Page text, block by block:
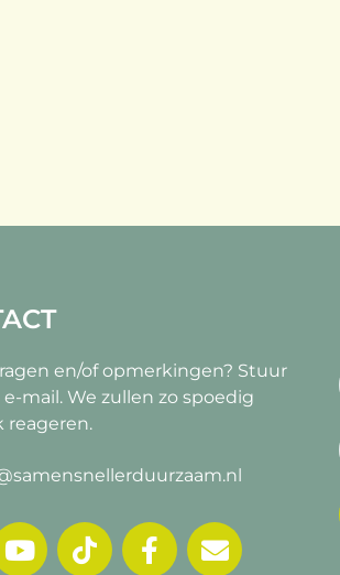
en/of opmerkingen? Stuur
mail. We zullen zo spoedig
reageren.